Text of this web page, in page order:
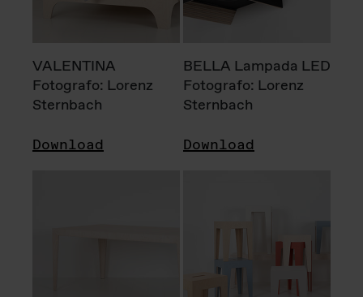
VALENTINA
Fotografo: Lorenz
Sternbach
Download
BELLA Lampada LED
Fotografo: Lorenz
Sternbach
Download